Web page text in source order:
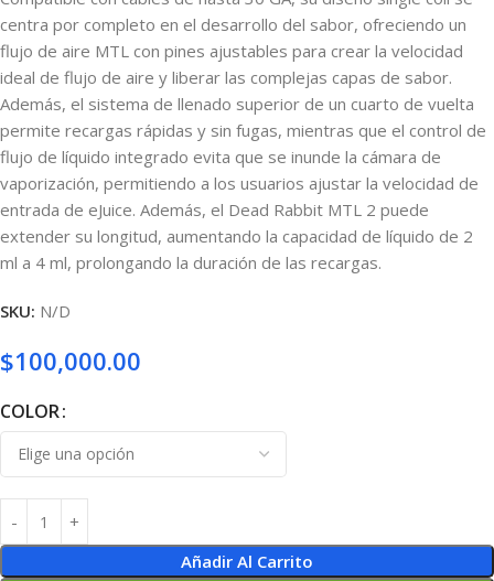
centra por completo en el desarrollo del sabor, ofreciendo un
flujo de aire MTL con pines ajustables para crear la velocidad
ideal de flujo de aire y liberar las complejas capas de sabor.
Además, el sistema de llenado superior de un cuarto de vuelta
permite recargas rápidas y sin fugas, mientras que el control de
flujo de líquido integrado evita que se inunde la cámara de
vaporización, permitiendo a los usuarios ajustar la velocidad de
entrada de eJuice. Además, el Dead Rabbit MTL 2 puede
extender su longitud, aumentando la capacidad de líquido de 2
ml a 4 ml, prolongando la duración de las recargas.
SKU: N/D
$100,000.00
COLOR
Añadir Al Carrito